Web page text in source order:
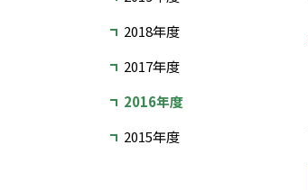
2018年度
2017年度
2016年度
2015年度